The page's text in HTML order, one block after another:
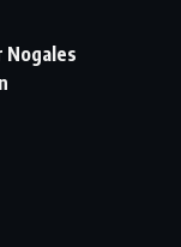
Nogales